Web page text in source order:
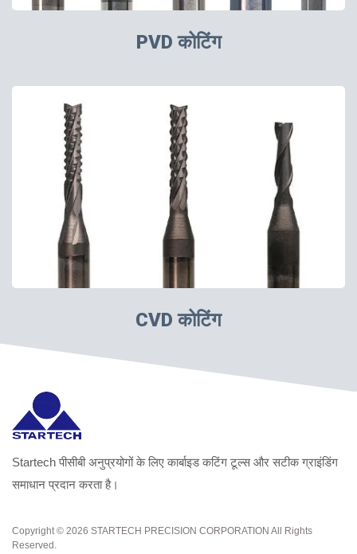
PVD कोटिंग
CVD कोटिंग
Startech पीसीबी अनुप्रयोगों के लिए कार्बाइड कटिंग टूल्स और सटीक ग्राइंडिंग
समाधान प्रदान करता है।
Copyright © 2026 STARTECH PRECISION CORPORATION All Rights
Reserved.